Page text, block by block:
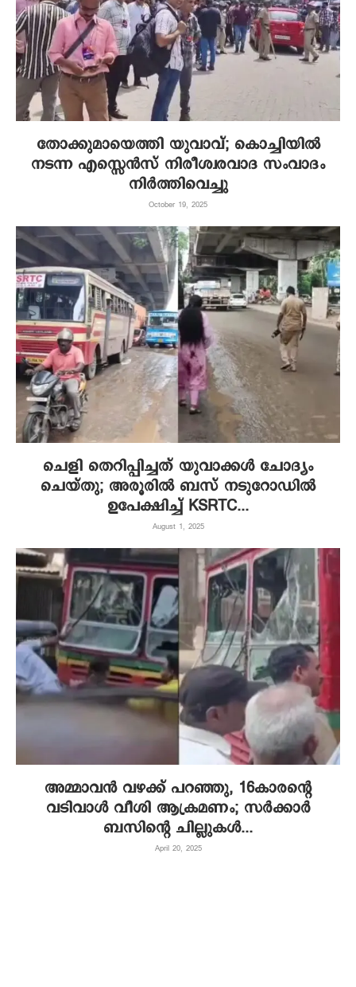
തോക്കുമായെത്തി യുവാവ്; കൊച്ചിയിൽ
നടന്ന എസ്സെൻസ് നിരീശ്വരവാദ സംവാദം
നിർത്തിവെച്ചു
October 19, 2025
ചെളി തെറിപ്പിച്ചത് യുവാക്കൾ ചോദ്യം
ചെയ്തു; അരൂരിൽ ബസ് നടുറോഡില്‍
ഉപേക്ഷിച്ച് KSRTC...
August 1, 2025
അമ്മാവൻ വഴക്ക് പറഞ്ഞു, 16കാരന്റെ
വടിവാൾ വീശി ആക്രമണം; സർക്കാർ
ബസിന്റെ ചില്ലുകൾ...
April 20, 2025